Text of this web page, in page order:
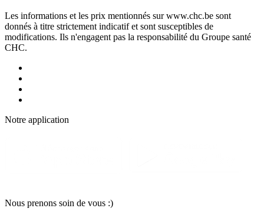
Les informations et les prix mentionnés sur www.chc.be sont
donnés à titre strictement indicatif et sont susceptibles de
modifications. Ils n'engagent pas la responsabilité du Groupe santé
CHC.
Notre application
Nous prenons soin de vous :)